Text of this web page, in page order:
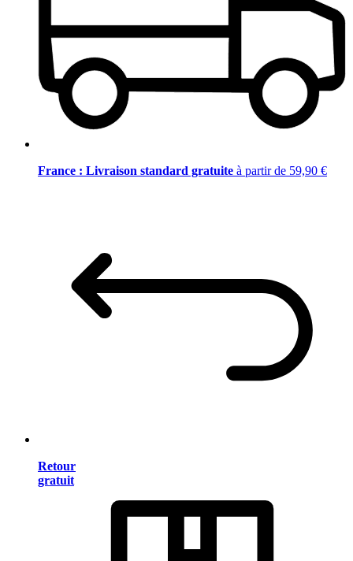
France : Livraison standard gratuite à partir de 59,90 €
Retour
gratuit